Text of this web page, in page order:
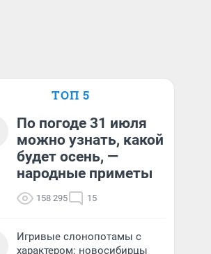
ТОП 5
По погоде 31 июля
можно узнать, какой
будет осень, —
народные приметы
158 295 15
Игривые слонопотамы с
характером: новосибирцы